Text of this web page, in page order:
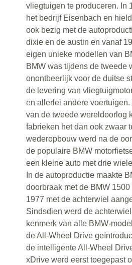
vliegtuigen te produceren. In
het bedrijf Eisenbach en
ook bezig met de
dixie en de austin en vanaf
eigen unieke modellen van
BMW was tijdens de tweede
onontbeerlijk voor de duitse
de levering van
en allerlei andere voertuigen.
van de tweede wereldoorlog
fabrieken het dan ook zwaar
wederopbouw werd na de
de populaire BMW
een kleine auto met drie
In de autoproductie maakte
doorbraak met de BMW
1977 met de achterwiel
Sindsdien werd de
kenmerk van alle BMW-
de All-Wheel Drive
de intelligente All-Wheel
xDrive werd eerst toegepast